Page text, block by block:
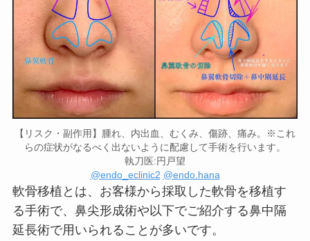
【リスク・副作用】腫れ、内出血、むくみ、傷跡、痛み。※これ
らの症状がなるべく出ないように配慮して手術を行います。
執刀医:円戸望
@endo_eclinic2 @endo.hana
軟骨移植とは、お客様から採取した軟骨を移植す
る手術で、鼻尖形成術や以下でご紹介する鼻中隔
延長術で用いられることが多いです。